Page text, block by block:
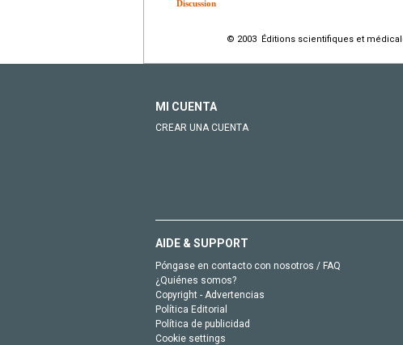
Discussion
© 2003 Éditions scientifiques et
MI CUENTA
CREAR UNA CUENTA
AIDE & SUPPORT
Póngase en contacto con nosotros / FAQ
¿Quiénes somos?
Copyright - Advertencias
Política Editorial
Política de publicidad
Cookie settings